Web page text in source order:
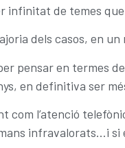
infinitat de temes
dels casos, en
pensar en termes
en definitiva ser
com l’atenció
infravalorats…i si